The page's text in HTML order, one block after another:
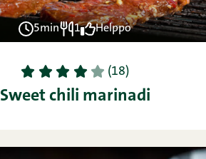
5min 1 Helppo
1 2 3 4 5 (18)
Sweet chili marinadi